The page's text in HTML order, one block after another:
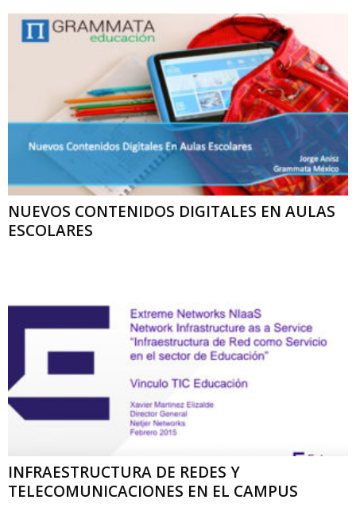
NUEVOS CONTENIDOS DIGITALES EN AULAS
ESCOLARES
INFRAESTRUCTURA DE REDES Y
TELECOMUNICACIONES EN EL CAMPUS